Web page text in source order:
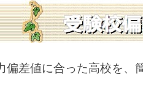
偏差値に合った高校を、